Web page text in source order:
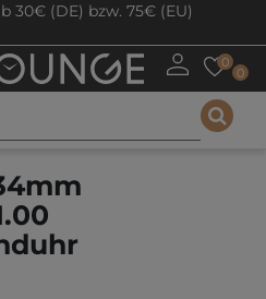
30€ (DE) bzw. 75€ (EU)
0
0